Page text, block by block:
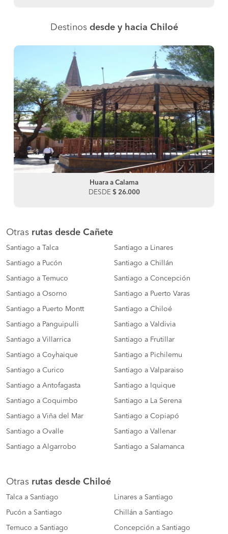
Destinos desde y hacia Chiloé
Huara a Calama
DESDE $ 26.000
Otras rutas desde Cañete
Santiago a Talca Santiago a Linares
Santiago a Pucón Santiago a Chillán
Santiago a Temuco Santiago a Concepción
Santiago a Osorno Santiago a Puerto Varas
Santiago a Puerto Montt Santiago a Chiloé
Santiago a Panguipulli Santiago a Valdivia
Santiago a Villarrica Santiago a Frutillar
Santiago a Coyhaique Santiago a Pichilemu
Santiago a Curico Santiago a Valparaiso
Santiago a Antofagasta Santiago a Iquique
Santiago a Coquimbo Santiago a La Serena
Santiago a Viña del Mar Santiago a Copiapó
Santiago a Ovalle Santiago a Vallenar
Santiago a Algarrobo Santiago a Salamanca
Otras rutas desde Chiloé
Talca a Santiago Linares a Santiago
Pucón a Santiago Chillán a Santiago
Temuco a Santiago Concepción a Santiago